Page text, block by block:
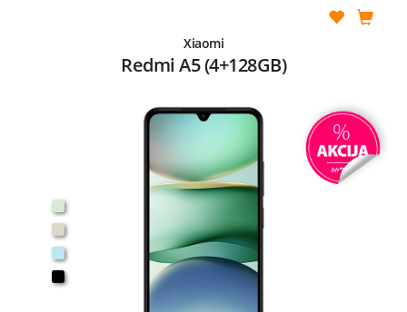
Xiaomi
Redmi A5 (4+128GB)